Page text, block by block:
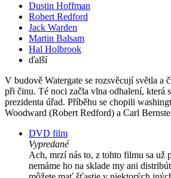
Dustin Hoffman
Robert Redford
Jack Warden
Martin Balsam
Hal Holbrook
ďalší
V budově Watergate se rozsvěcují světla a
při činu. Té noci začla vlna odhalení, která
prezidenta úřad. Příběhu se chopili
Woodward (Robert Redford) a Carl
DVD film
Vypredané
Ach, mrzí nás to, z tohto filmu sa už
nemáme ho na sklade my ani